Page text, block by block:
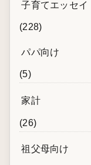
子育てエッセイ
(228)
パパ向け
(5)
家計
(26)
祖父母向け